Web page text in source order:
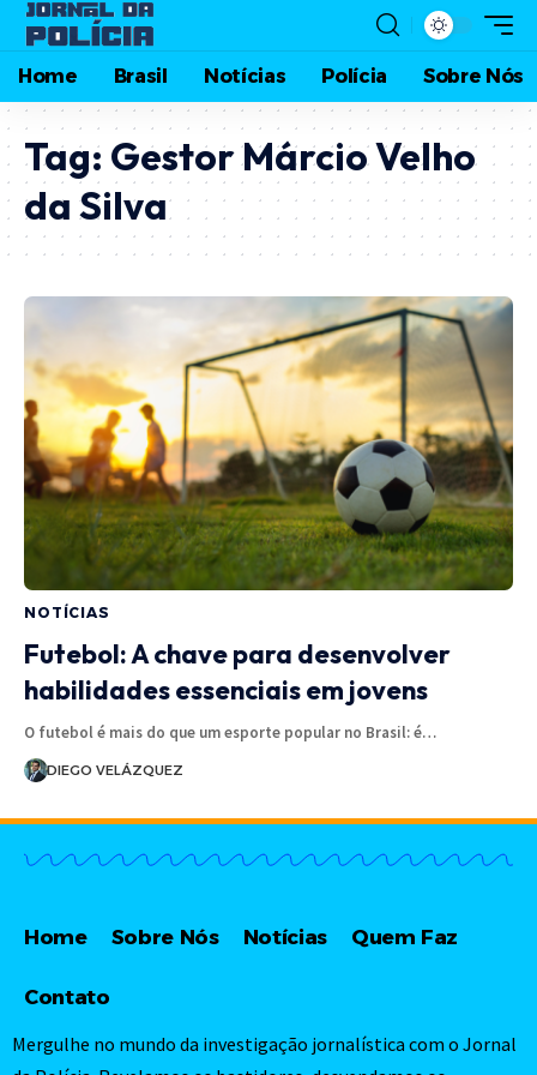
Home Brasil Notícias Polícia Sobre Nós
Tag: Gestor Márcio Velho
da Silva
NOTÍCIAS
Futebol: A chave para desenvolver
habilidades essenciais em jovens
O futebol é mais do que um esporte popular no Brasil: é…
DIEGO VELÁZQUEZ
Home Sobre Nós Notícias Quem Faz
Contato
Mergulhe no mundo da investigação jornalística com o Jornal